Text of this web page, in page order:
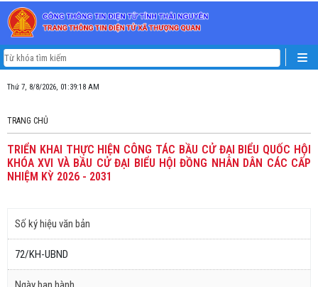
Thứ 7, 8/8/2026, 01:39:18 AM
TRANG CHỦ
TRIỂN KHAI THỰC HIỆN CÔNG TÁC BẦU CỬ ĐẠI BIỂU QUỐC HỘI
KHÓA XVI VÀ BẦU CỬ ĐẠI BIỂU HỘI ĐỒNG NHÂN DÂN CÁC CẤP
NHIỆM KỲ 2026 - 2031
Số ký hiệu văn bản
72/KH-UBND